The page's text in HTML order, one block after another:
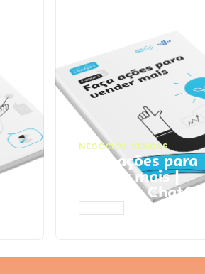
NEGÓCIOS, VENDAS
Faça ações para
vender mais |
Prompts ChatGPT